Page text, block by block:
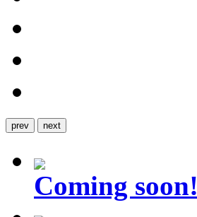
prev next
Coming soon!